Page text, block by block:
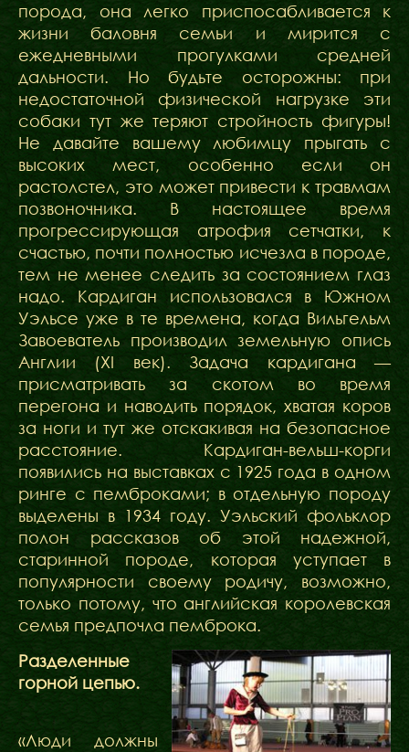
порода, она легко приспосабливается к
жизни баловня семьи и мирится с
ежедневными прогулками средней
дальности. Но будьте осторожны: при
недостаточной физической нагрузке эти
собаки тут же теряют стройность фигуры!
Не давайте вашему любимцу прыгать с
высоких мест, особенно если он
растолстел, это может привести к травмам
позвоночника. В настоящее время
прогрессирующая атрофия сетчатки, к
счастью, почти полностью исчезла в породе,
тем не менее следить за состоянием глаз
надо. Кардиган использовался в Южном
Уэльсе уже в те времена, когда Вильгельм
Завоеватель производил земельную опись
Англии (XI век). Задача кардигана —
присматривать за скотом во время
перегона и наводить порядок, хватая коров
за ноги и тут же отскакивая на безопасное
расстояние. Кардиган-вельш-корги
появились на выставках с 1925 года в одном
ринге с пемброками; в отдельную породу
выделены в 1934 году. Уэльский фольклор
полон рассказов об этой надежной,
старинной породе, которая уступает в
популярности своему родичу, возможно,
только потому, что английская королевская
семья предпочла пемброка.
Разделенные
горной цепью.
«Люди должны